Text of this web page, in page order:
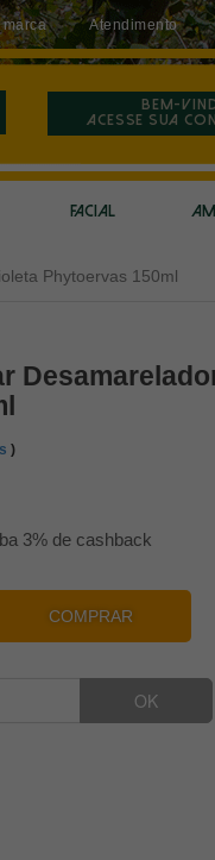
Atendimento
Bem-
Acesse sua
FACIAL
Phytoervas 150ml
)
3% de cashback
COMPRAR